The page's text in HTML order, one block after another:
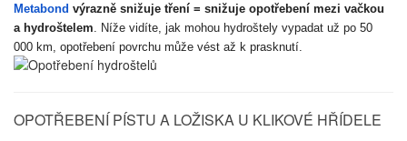
Metabond výrazně snižuje tření = snižuje opotřebení mezi vačkou
a hydroštelem. Níže vidíte, jak mohou hydroštely vypadat už po 50
000 km, opotřebení povrchu může vést až k prasknutí.
OPOTŘEBENÍ PÍSTU A LOŽISKA U KLIKOVÉ HŘÍDELE